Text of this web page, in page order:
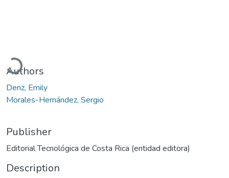
Loading...
Authors
Denz, Emily
Morales-Hernández, Sergio
Publisher
Editorial Tecnológica de Costa Rica (entidad editora)
Description